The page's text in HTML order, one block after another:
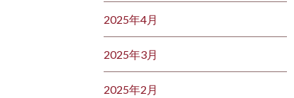
2025年4月
2025年3月
2025年2月